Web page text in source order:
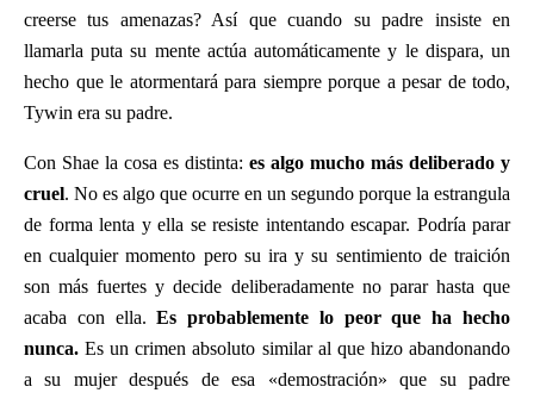
creerse tus amenazas? Así que cuando su padre insiste en
llamarla puta su mente actúa automáticamente y le dispara, un
hecho que le atormentará para siempre porque a pesar de todo,
Tywin era su padre.
Con Shae la cosa es distinta: es algo mucho más deliberado y
cruel. No es algo que ocurre en un segundo porque la estrangula
de forma lenta y ella se resiste intentando escapar. Podría parar
en cualquier momento pero su ira y su sentimiento de traición
son más fuertes y decide deliberadamente no parar hasta que
acaba con ella.Es probablemente lo peor que ha hecho
nunca. Es un crimen absoluto similar al que hizo abandonando
a su mujer después de esa «demostración» que su padre